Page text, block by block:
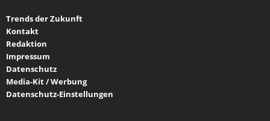
Trends der Zukunft
Kontakt
Redaktion
Impressum
Datenschutz
Media-Kit / Werbung
Datenschutz-Einstellungen